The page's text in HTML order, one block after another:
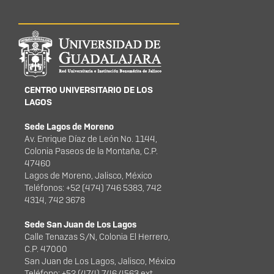
Información del
portal
CENTRO UNIVERSITARIO DE LOS
LAGOS
Sede Lagos de Moreno
Av. Enrique Díaz de León No. 1144,
Colonia Paseos de la Montaña, C.P.
47460
Lagos de Moreno, Jalisco, México
Teléfonos: +52 (474) 746 5383, 742
4314, 742 3678
Sede San Juan de Los Lagos
Calle Tenazas S/N, Colonia El Herrero,
C.P. 47000
San Juan de Los Lagos, Jalisco, México